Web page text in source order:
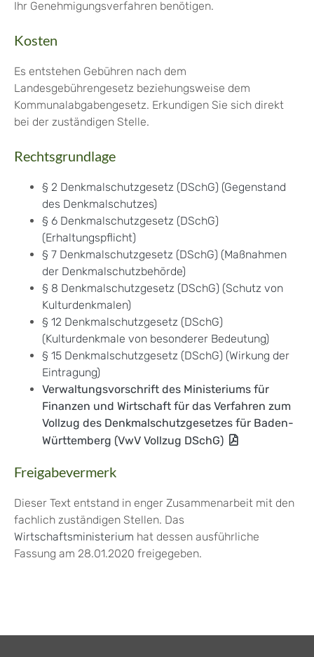
Ihr Genehmigungsverfahren benötigen.
Kosten
Es entstehen Gebühren nach dem
Landesgebührengesetz beziehungsweise dem
Kommunalabgabengesetz. Erkundigen Sie sich direkt
bei der zuständigen Stelle.
Rechtsgrundlage
§ 2 Denkmalschutzgesetz (DSchG) (Gegenstand
des Denkmalschutzes)
§ 6 Denkmalschutzgesetz (DSchG)
(Erhaltungspflicht)
§ 7 Denkmalschutzgesetz (DSchG) (Maßnahmen
der Denkmalschutzbehörde)
§ 8 Denkmalschutzgesetz (DSchG) (Schutz von
Kulturdenkmalen)
§ 12 Denkmalschutzgesetz (DSchG)
(Kulturdenkmale von besonderer Bedeutung)
§ 15 Denkmalschutzgesetz (DSchG) (Wirkung der
Eintragung)
Verwaltungsvorschrift des Ministeriums für
Finanzen und Wirtschaft für das Verfahren zum
Vollzug des Denkmalschutzgesetzes für Baden-
Württemberg (VwV Vollzug DSchG)
Freigabevermerk
Dieser Text entstand in enger Zusammenarbeit mit den
fachlich zuständigen Stellen. Das
Wirtschaftsministerium hat dessen ausführliche
Fassung am 28.01.2020 freigegeben.